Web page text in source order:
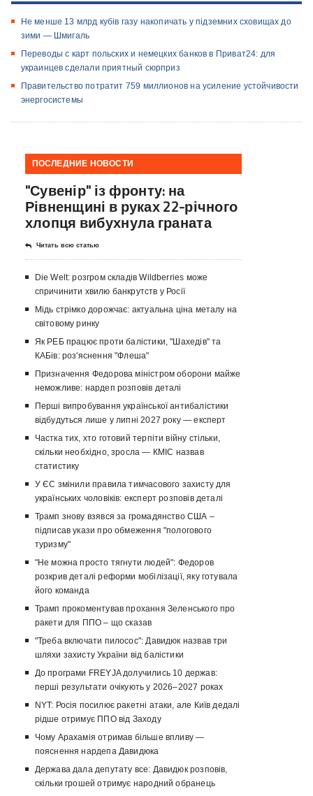
Не менше 13 млрд кубів газу накопичать у підземних сховищах до
зими — Шмигаль
Переводы с карт польских и немецких банков в Приват24: для
украинцев сделали приятный сюрприз
Правительство потратит 759 миллионов на усиление устойчивости
энергосистемы
ПОСЛЕДНИЕ НОВОСТИ
"Сувенір" із фронту: на
Рівненщині в руках 22-річного
хлопця вибухнула граната
Читать всю статью
Die Welt: розгром складів Wildberries може
спричинити хвилю банкрутств у Росії
Мідь стрімко дорожчає: актуальна ціна металу на
світовому ринку
Як РЕБ працює проти балістики, "Шахедів" та
КАБів: роз'яснення "Флеша"
Призначення Федорова міністром оборони майже
неможливе: нардеп розповів деталі
Перші випробування української антибалістики
відбудуться лише у липні 2027 року — експерт
Частка тих, хто готовий терпіти війну стільки,
скільки необхідно, зросла — КМІС назвав
статистику
У ЄС змінили правила тимчасового захисту для
українських чоловіків: експерт розповів деталі
Трамп знову взявся за громадянство США –
підписав укази про обмеження "пологового
туризму"
"Не можна просто тягнути людей": Федоров
розкрив деталі реформи мобілізації, яку готувала
його команда
Трамп прокоментував прохання Зеленського про
ракети для ППО – що сказав
"Треба включати пилосос": Давидюк назвав три
шляхи захисту України від балістики
До програми FREYJA долучились 10 держав:
перші результати очікують у 2026–2027 роках
NYT: Росія посилює ракетні атаки, але Київ дедалі
рідше отримує ППО від Заходу
Чому Арахамія отримав більше впливу —
пояснення нардепа Давидюка
Держава дала депутату все: Давидюк розповів,
скільки грошей отримує народний обранець